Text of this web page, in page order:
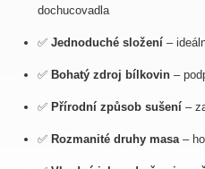
dochucovadla
✅Jednoduché složení –
✅ Bohatý zdroj bílkovin –
✅ Přírodní způsob sušení –
✅ Rozmanité druhy masa–